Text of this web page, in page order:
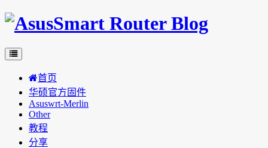
首页
华硕官方固件
Asuswrt-Merlin
Other
教程
分享